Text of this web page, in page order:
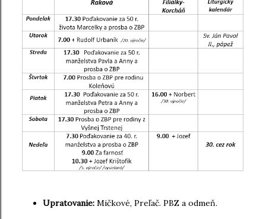
Upratovanie: Mičkové, Preľač. PBZ a odmeň.